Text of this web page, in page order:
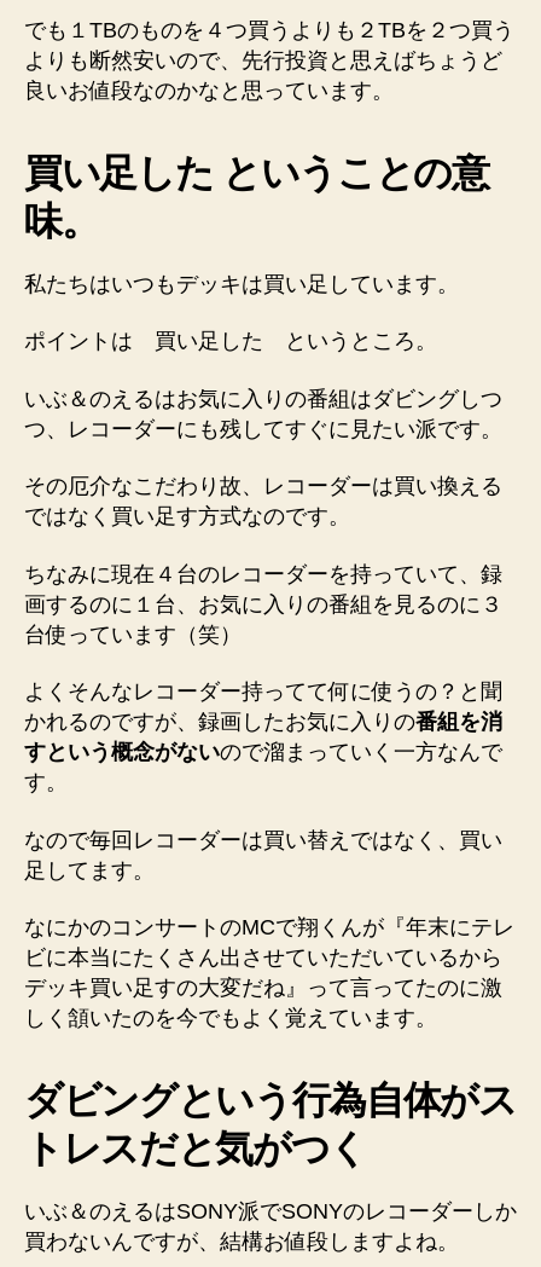
でも１TBのものを４つ買うよりも２TBを２つ買う
よりも断然安いので、先行投資と思えばちょうど
良いお値段なのかなと思っています。
買い足した ということの意
味。
私たちはいつもデッキは買い足しています。
ポイントは 買い足した というところ。
いぶ＆のえるはお気に入りの番組はダビングしつ
つ、レコーダーにも残してすぐに見たい派です。
その厄介なこだわり故、レコーダーは買い換える
ではなく買い足す方式なのです。
ちなみに現在４台のレコーダーを持っていて、録
画するのに１台、お気に入りの番組を見るのに３
台使っています（笑）
よくそんなレコーダー持ってて何に使うの？と聞
かれるのですが、録画したお気に入りの番組を消
すという概念がないので溜まっていく一方なんで
す。
なので毎回レコーダーは買い替えではなく、買い
足してます。
なにかのコンサートのMCで翔くんが『年末にテレ
ビに本当にたくさん出させていただいているから
デッキ買い足すの大変だね』って言ってたのに激
しく頷いたのを今でもよく覚えています。
ダビングという行為自体がス
トレスだと気がつく
いぶ＆のえるはSONY派でSONYのレコーダーしか
買わないんですが、結構お値段しますよね。